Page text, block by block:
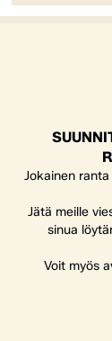
Jokainen
Jätä meille
sinua
Voit myös